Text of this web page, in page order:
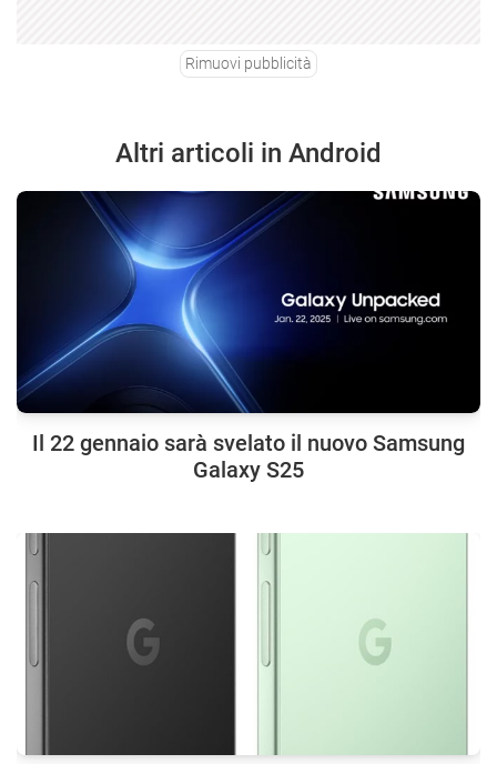
Rimuovi pubblicità
Altri articoli in Android
Il 22 gennaio sarà svelato il nuovo Samsung
Galaxy S25